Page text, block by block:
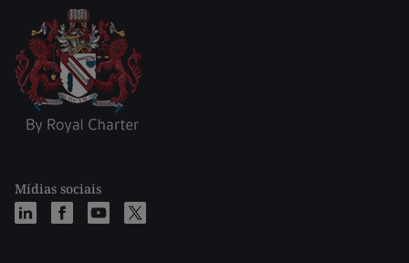
Mídias sociais